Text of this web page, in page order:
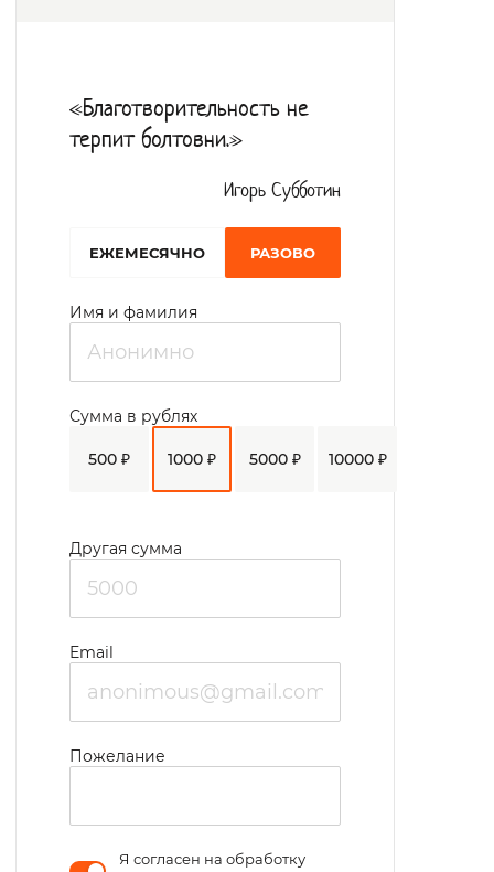
«Благотворительность не
терпит болтовни.»
Игорь Субботин
EЖЕМЕСЯЧНО РАЗОВО
Имя и фамилия
500 ₽ 1000 ₽ 5000 ₽ 10000 ₽
Сумма в рублях
Другая сумма
Email
Пожелание
Я согласен на обработку